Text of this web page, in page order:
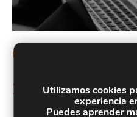
Objetivos
1.
en Java, la estructura
de programación
Utilizamos cookies
experiencia
Puedes aprender